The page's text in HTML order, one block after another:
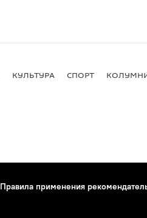
КУЛЬТУРА СПОРТ
Правила применения